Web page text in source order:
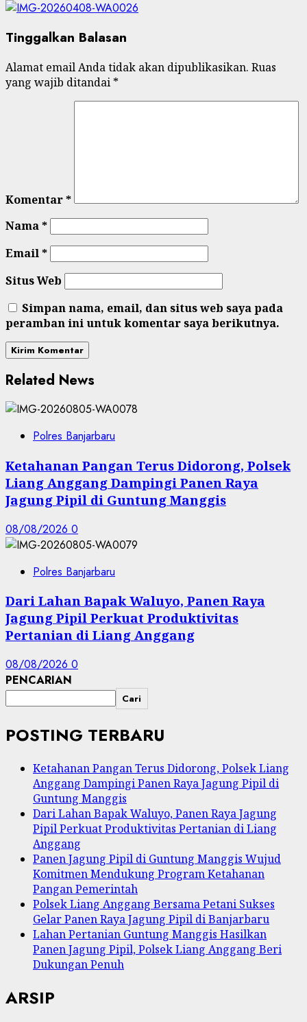
Tinggalkan Balasan
Alamat email Anda tidak akan dipublikasikan. Ruas
yang wajib ditandai *
Komentar*
Nama*
Email*
Situs Web
Simpan nama, email, dan situs web saya pada
peramban ini untuk komentar saya berikutnya.
Related News
Polres Banjarbaru
Ketahanan Pangan Terus Didorong, Polsek
Liang Anggang Dampingi Panen Raya
Jagung Pipil di Guntung Manggis
08/08/2026 0
Polres Banjarbaru
Dari Lahan Bapak Waluyo, Panen Raya
Jagung Pipil Perkuat Produktivitas
Pertanian di Liang Anggang
08/08/2026 0
PENCARIAN
Cari
POSTING TERBARU
Ketahanan Pangan Terus Didorong, Polsek Liang
Anggang Dampingi Panen Raya Jagung Pipil di
Guntung Manggis
Dari Lahan Bapak Waluyo, Panen Raya Jagung
Pipil Perkuat Produktivitas Pertanian di Liang
Anggang
Panen Jagung Pipil di Guntung Manggis Wujud
Komitmen Mendukung Program Ketahanan
Pangan Pemerintah
Polsek Liang Anggang Bersama Petani Sukses
Gelar Panen Raya Jagung Pipil di Banjarbaru
Lahan Pertanian Guntung Manggis Hasilkan
Panen Jagung Pipil, Polsek Liang Anggang Beri
Dukungan Penuh
ARSIP